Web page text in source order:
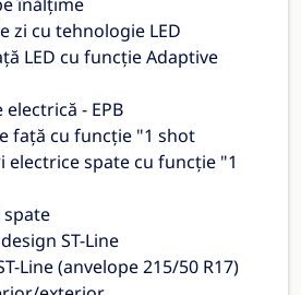
zi cu tehnologie LED
LED cu funcție Adaptive
- EPB
față cu funcție "1 shot
spate cu funcție "1
ST-Line
Line (anvelope 215/50 R17)